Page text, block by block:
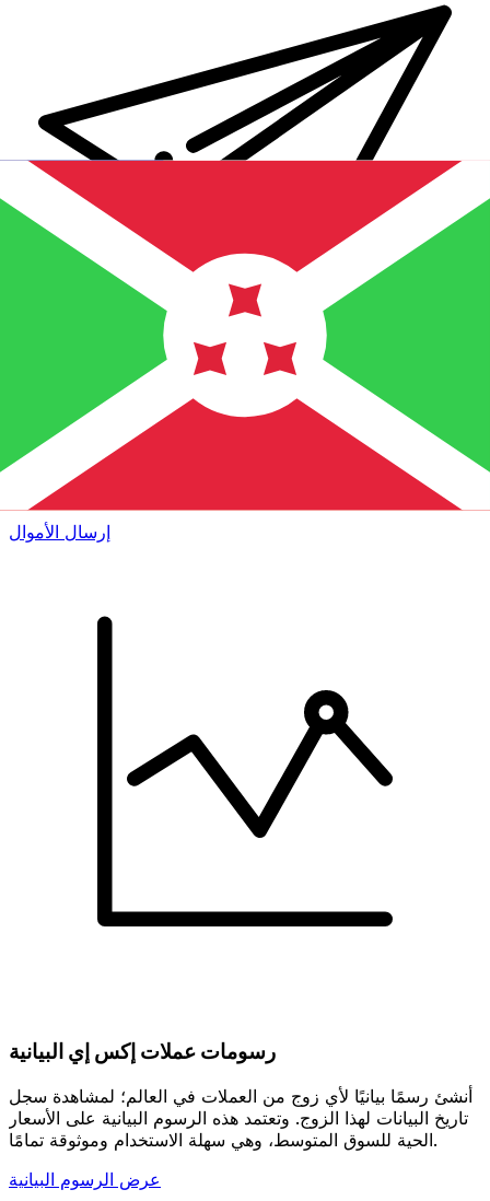
إكس إي (Xe) لتحويلات الأموال الدولية
أرسل المال عبر الإنترنت بسرعة وسهولة وأمان. تتبع مباشر
إرسال الأموال
رسومات عملات إكس إي البيانية
أنشئ رسمًا بيانيًا لأي زوج من العملات في العالم؛ لمشاهدة سجل
تاريخ البيانات لهذا الزوج. وتعتمد هذه الرسوم البيانية على الأسعار
الحية للسوق المتوسط، وهي سهلة الاستخدام وموثوقة تمامًا.
عرض الرسوم البيانية